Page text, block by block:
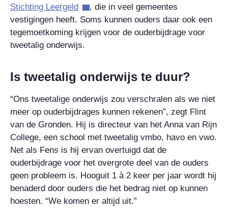
Stichting Leergeld
, die in veel gemeentes
vestigingen heeft. Soms kunnen ouders daar ook een
tegemoetkoming krijgen voor de ouderbijdrage voor
tweetalig onderwijs.
Is tweetalig onderwijs te duur?
“Ons tweetalige onderwijs zou verschralen als we niet
meer op ouderbijdrages kunnen rekenen”, zegt Flint
van de Gronden. Hij is directeur van het Anna van Rijn
College, een school met tweetalig vmbo, havo en vwo.
Net als Fens is hij ervan overtuigd dat de
ouderbijdrage voor het overgrote deel van de ouders
geen probleem is. Hooguit 1 à 2 keer per jaar wordt hij
benaderd door ouders die het bedrag niet op kunnen
hoesten. “We komen er altijd uit.”